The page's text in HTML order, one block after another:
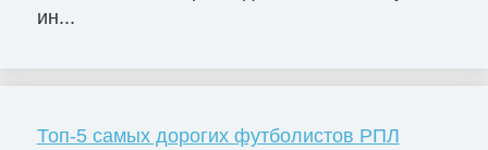
ин...
Топ-5 самых дорогих футболистов РПЛ